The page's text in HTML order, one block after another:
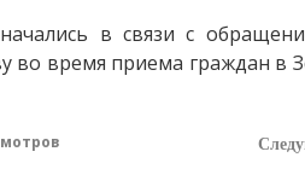
в связи с
во время приема граждан в